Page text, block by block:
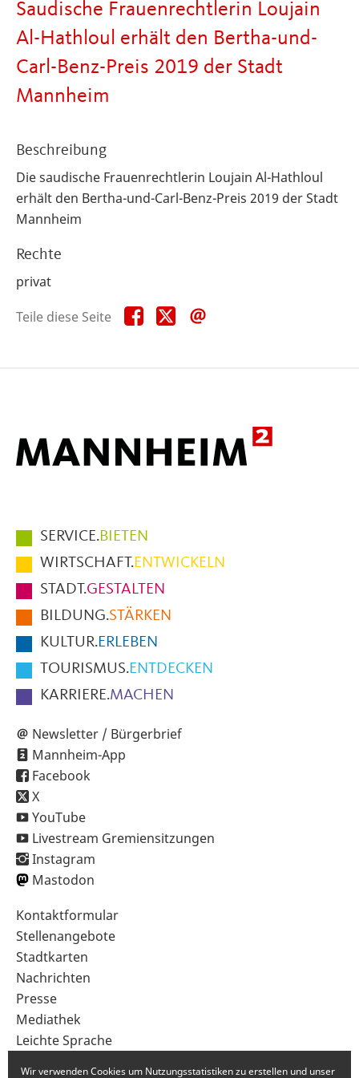
Saudische Frauenrechtlerin Loujain
Al-Hathloul erhält den Bertha-und-
Carl-Benz-Preis 2019 der Stadt
Mannheim
Beschreibung
Die saudische Frauenrechtlerin Loujain Al-Hathloul
erhält den Bertha-und-Carl-Benz-Preis 2019 der Stadt
Mannheim
Rechte
privat
Teile diese Seite
Teile
diese
Teile
diese
Hauptmenüpunkte
im
Fußbereich
der
Seite
SERVICE.BIETEN
WIRTSCHAFT.ENTWICKELN
STADT.GESTALTEN
BILDUNG.STÄRKEN
KULTUR.ERLEBEN
TOURISMUS.ENTDECKEN
KARRIERE.MACHEN
Newsletter / Bürgerbrief
Mannheim-App
Facebook
X
YouTube
Livestream Gremiensitzungen
Instagram
Mastodon
Sekundärnavigation
im
Fußbereich
Kontaktformular
Stellenangebote
Stadtkarten
Nachrichten
Presse
Mediathek
Leichte Sprache
Wir verwenden Cookies um Nutzungsstatistiken zu erstellen und unser